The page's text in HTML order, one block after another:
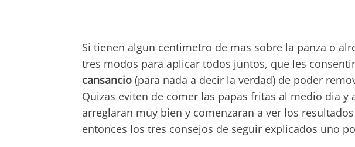
Si tienen algun centimetro de mas sobre la panza o
tres modos para aplicar todos juntos, que les
cansancio (para nada a decir la verdad) de poder
Quizas eviten de comer las papas fritas al medio dia y
arreglaran muy bien y comenzaran a ver los
entonces los tres consejos de seguir explicados uno